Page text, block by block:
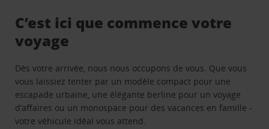
C’est ici que commence votre
voyage
Dès votre arrivée, nous nous occupons de vous. Que vous
vous laissiez tenter par un modèle compact pour une
escapade urbaine, une élégante berline pour un voyage
d’affaires ou un monospace pour des vacances en famille -
votre véhicule idéal vous attend.